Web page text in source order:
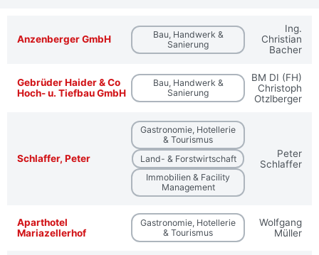
Anzenberger GmbH
Bau, Handwerk &
Sanierung
Ing.
Christian
Bacher
Gebrüder Haider & Co
Hoch- u. Tiefbau GmbH
Bau, Handwerk &
Sanierung
BM DI (FH)
Christoph
Otzlberger
Schlaffer, Peter
Gastronomie, Hotellerie
& Tourismus
Land- & Forstwirtschaft
Immobilien & Facility
Management
Peter
Schlaffer
Aparthotel
Mariazellerhof
Gastronomie, Hotellerie
& Tourismus
Wolfgang
Müller